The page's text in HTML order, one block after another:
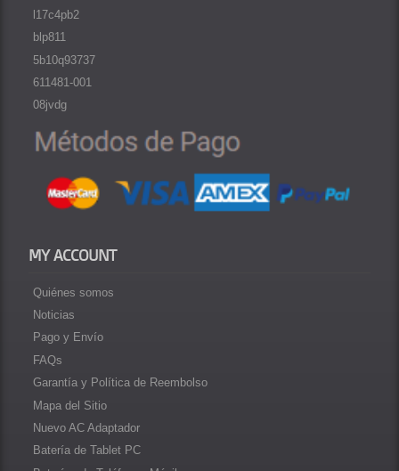
l17c4pb2
blp811
5b10q93737
611481-001
08jvdg
MY ACCOUNT
Quiénes somos
Noticias
Pago y Envío
FAQs
Garantía y Política de Reembolso
Mapa del Sitio
Nuevo AC Adaptador
Batería de Tablet PC